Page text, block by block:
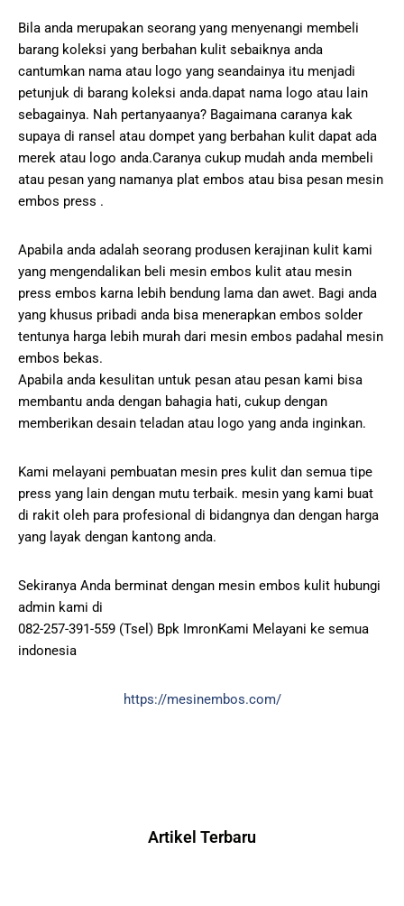
Bila anda merupakan seorang yang menyenangi membeli
barang koleksi yang berbahan kulit sebaiknya anda
cantumkan nama atau logo yang seandainya itu menjadi
petunjuk di barang koleksi anda.dapat nama logo atau lain
sebagainya. Nah pertanyaanya? Bagaimana caranya kak
supaya di ransel atau dompet yang berbahan kulit dapat ada
merek atau logo anda.Caranya cukup mudah anda membeli
atau pesan yang namanya plat embos atau bisa pesan mesin
embos press .
Apabila anda adalah seorang produsen kerajinan kulit kami
yang mengendalikan beli mesin embos kulit atau mesin
press embos karna lebih bendung lama dan awet. Bagi anda
yang khusus pribadi anda bisa menerapkan embos solder
tentunya harga lebih murah dari mesin embos padahal mesin
embos bekas.
Apabila anda kesulitan untuk pesan atau pesan kami bisa
membantu anda dengan bahagia hati, cukup dengan
memberikan desain teladan atau logo yang anda inginkan.
Kami melayani pembuatan mesin pres kulit dan semua tipe
press yang lain dengan mutu terbaik. mesin yang kami buat
di rakit oleh para profesional di bidangnya dan dengan harga
yang layak dengan kantong anda.
Sekiranya Anda berminat dengan mesin embos kulit hubungi
admin kami di
082-257-391-559 (Tsel) Bpk ImronKami Melayani ke semua
indonesia
https://mesinembos.com/
Artikel Terbaru